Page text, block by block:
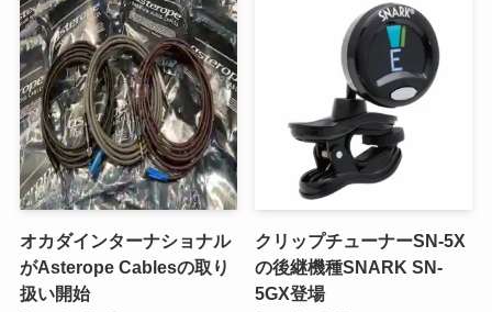
オカダインターナショナル
がAsterope Cablesの取り
扱い開始
クリップチューナーSN-5X
の後継機種SNARK SN-
5GX登場